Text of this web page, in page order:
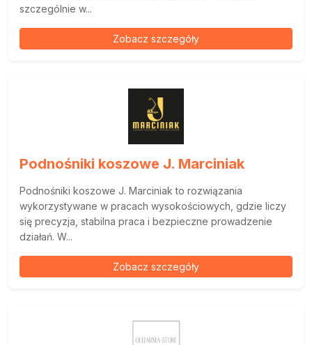
szczególnie w...
Zobacz szczegóły
Podnośniki koszowe J. Marciniak
Podnośniki koszowe J. Marciniak to rozwiązania
wykorzystywane w pracach wysokościowych, gdzie liczy
się precyzja, stabilna praca i bezpieczne prowadzenie
działań. W...
Zobacz szczegóły